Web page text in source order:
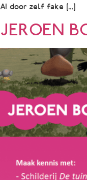
AI door zelf fake […]
JEROEN